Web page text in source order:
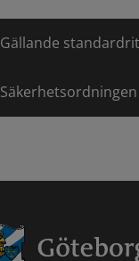
Gällande
Säkerhetsordningen